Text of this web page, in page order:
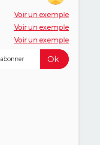
Voir un exemple
Voir un exemple
Voir un exemple